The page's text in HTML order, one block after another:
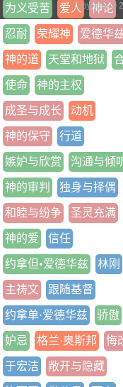
为义受苦 爱人 神论
忍耐 荣耀神 爱德华
神的道 天堂和地狱
使命 神的主权
成圣与成长 动机
神的保守 行道
嫉妒与欣赏 沟通与倾
神的审判 独身与择偶
和睦与纷争 圣灵充满
神的爱 信任
约拿但•爱德华兹 林刚
主祷文 跟随基督
约拿单·爱德华兹 骄傲
妒忌 格兰·奥斯邦 悔
于宏洁 敞开与隐藏
Copyright ©